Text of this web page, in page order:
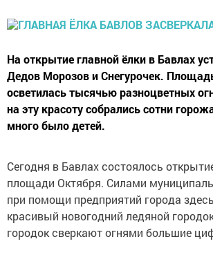
На открытие главной ёлки в Бавлах
Дедов Морозов и Снегурочек.
осветилась тысячью разноцветных
на эту красоту собрались сотни
много было детей.
Сегодня в Бавлах состоялось
площади Октября. Силами
при помощи предприятий города
красивый новогодний ледяной
городок сверкают огнями большие